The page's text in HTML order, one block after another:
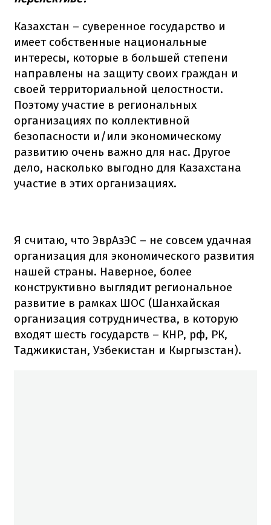
Казахстан – суверенное государство и
имеет собственные национальные
интересы, которые в большей степени
направлены на защиту своих граждан и
своей территориальной целостности.
Поэтому участие в региональных
организациях по коллективной
безопасности и/или экономическому
развитию очень важно для нас. Другое
дело, насколько выгодно для Казахстана
участие в этих организациях.
Я считаю, что ЭврАзЭС – не совсем удачная
организация для экономического развития
нашей страны. Наверное, более
конструктивно выглядит региональное
развитие в рамках ШОС (Шанхайская
организация сотрудничества, в которую
входят шесть государств – КНР, рф, РК,
Таджикистан, Узбекистан и Кыргызстан).